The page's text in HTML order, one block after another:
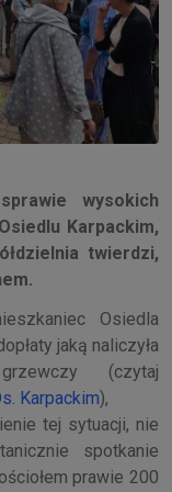
wysokich
Karpackim,
twierdzi,
Osiedla
jaką naliczyła
(czytaj
Karpackim),
tej sytuacji, nie
spotkanie
prawie 200